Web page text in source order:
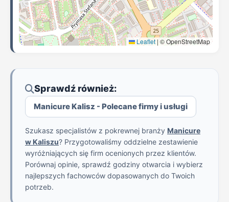
Leaflet |© OpenStreetMap
Sprawdź również:
Manicure Kalisz - Polecane firmy i usługi
Szukasz specjalistów z pokrewnej branży Manicure
w Kaliszu? Przygotowaliśmy oddzielne zestawienie
wyróżniających się firm ocenionych przez klientów.
Porównaj opinie, sprawdź godziny otwarcia i wybierz
najlepszych fachowców dopasowanych do Twoich
potrzeb.